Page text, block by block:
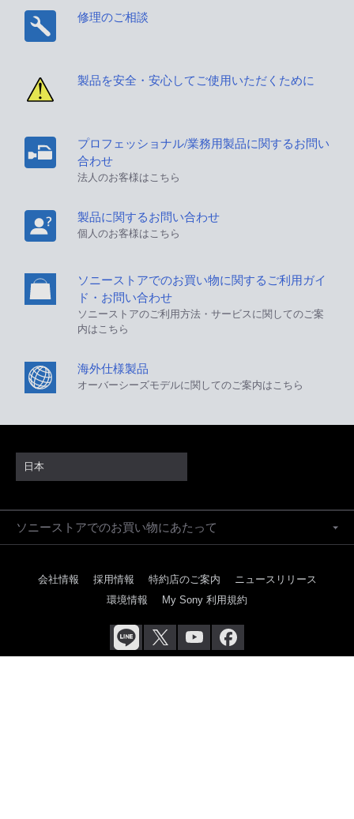
修理のご相談
製品を安全・安心してご使用いただくために
プロフェッショナル/業務用製品に関するお問い
合わせ
法人のお客様はこちら
製品に関するお問い合わせ
個人のお客様はこちら
ソニーストアでのお買い物に関するご利用ガイ
ド・お問い合わせ
ソニーストアのご利用方法・サービスに関してのご案
内はこちら
海外仕様製品
オーバーシーズモデルに関してのご案内はこちら
日本
ソニーストアでのお買い物にあたって
会社情報 採用情報 特約店のご案内
ニュースリリース
環境情報
My Sony 利用規約